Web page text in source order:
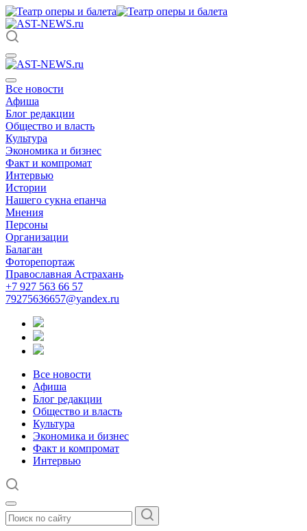
Все новости
Афиша
Блог редакции
Общество и власть
Культура
Экономика и бизнес
Факт и компромат
Интервью
Истории
Нашего сукна епанча
Мнения
Персоны
Организации
Балаган
Фоторепортаж
Православная Астрахань
+7 927 563 66 57
79275636657@yandex.ru
Все новости
Афиша
Блог редакции
Общество и власть
Культура
Экономика и бизнес
Факт и компромат
Интервью